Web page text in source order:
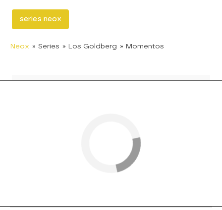
series neox
Neox » Series » Los Goldberg » Momentos